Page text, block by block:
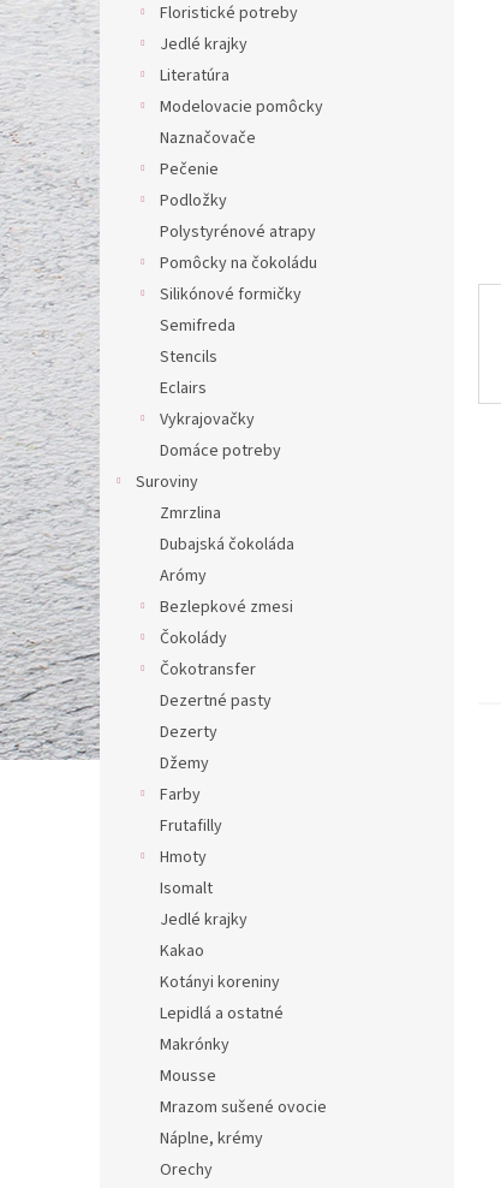
Floristické potreby
Jedlé krajky
Literatúra
Modelovacie pomôcky
Naznačovače
Pečenie
Podložky
Polystyrénové atrapy
Pomôcky na čokoládu
Silikónové formičky
Semifreda
Stencils
Eclairs
Vykrajovačky
Domáce potreby
Suroviny
Zmrzlina
Dubajská čokoláda
Arómy
Bezlepkové zmesi
Čokolády
Čokotransfer
Dezertné pasty
Dezerty
Džemy
Farby
Frutafilly
Hmoty
Isomalt
Jedlé krajky
Kakao
Kotányi koreniny
Lepidlá a ostatné
Makrónky
Mousse
Mrazom sušené ovocie
Náplne, krémy
Orechy